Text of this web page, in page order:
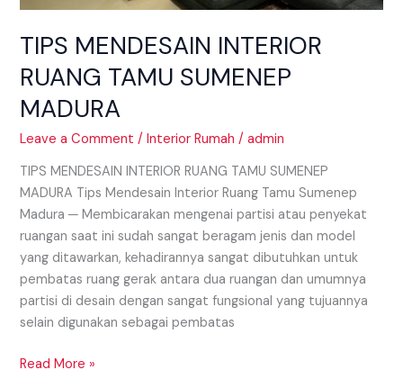
TIPS MENDESAIN INTERIOR
RUANG TAMU SUMENEP
MADURA
Leave a Comment /Interior Rumah /admin
TIPS MENDESAIN INTERIOR RUANG TAMU SUMENEP
MADURA Tips Mendesain Interior Ruang Tamu Sumenep
Madura ─ Membicarakan mengenai partisi atau penyekat
ruangan saat ini sudah sangat beragam jenis dan model
yang ditawarkan, kehadirannya sangat dibutuhkan untuk
pembatas ruang gerak antara dua ruangan dan umumnya
partisi di desain dengan sangat fungsional yang tujuannya
selain digunakan sebagai pembatas
Read More »